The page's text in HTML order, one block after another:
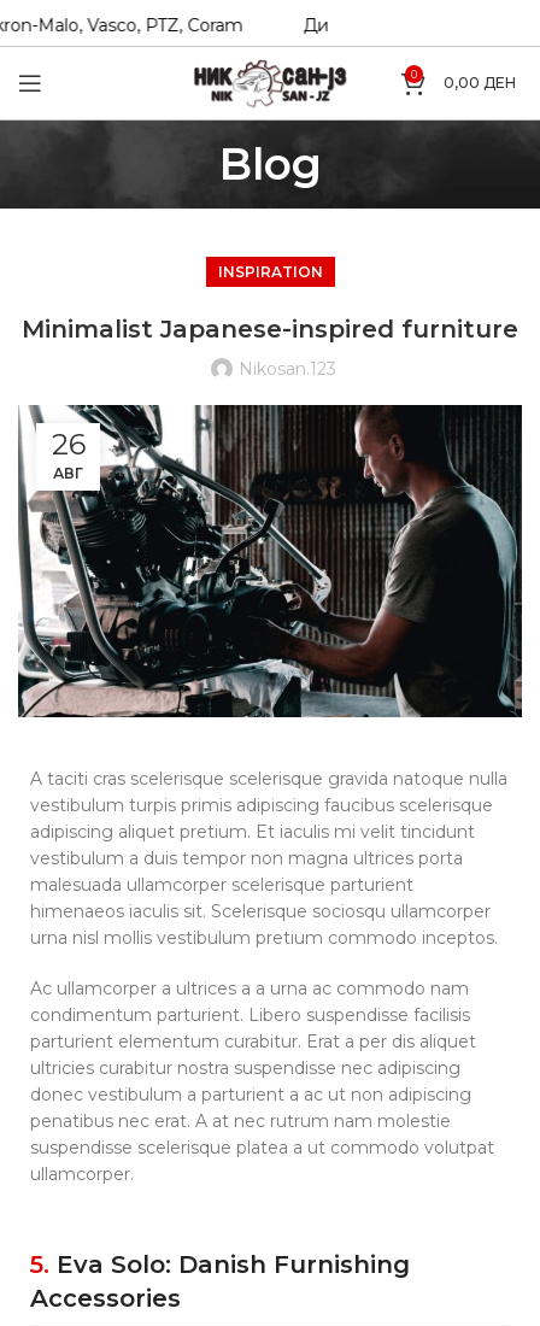
Coram Директни увозници на Hexol, Teknorot,
0 0,00 ДЕН
Blog
INSPIRATION
Minimalist Japanese-inspired furniture
Nikosan.123
26
АВГ
A taciti cras scelerisque scelerisque gravida natoque nulla
vestibulum turpis primis adipiscing faucibus scelerisque
adipiscing aliquet pretium. Et iaculis mi velit tincidunt
vestibulum a duis tempor non magna ultrices porta
malesuada ullamcorper scelerisque parturient
himenaeos iaculis sit. Scelerisque sociosqu ullamcorper
urna nisl mollis vestibulum pretium commodo inceptos.
Ac ullamcorper a ultrices a a urna ac commodo nam
condimentum parturient. Libero suspendisse facilisis
parturient elementum curabitur. Erat a per dis aliquet
ultricies curabitur nostra suspendisse nec adipiscing
donec vestibulum a parturient a ac ut non adipiscing
penatibus nec erat. A at nec rutrum nam molestie
suspendisse scelerisque platea a ut commodo volutpat
ullamcorper.
5. Eva Solo: Danish Furnishing
Accessories